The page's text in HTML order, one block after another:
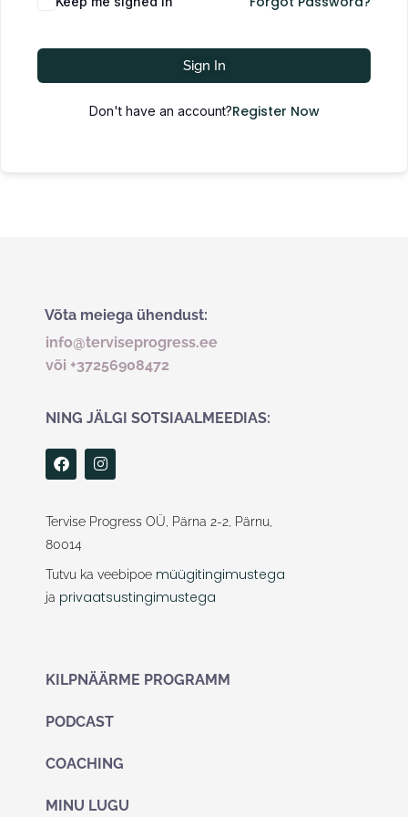
Sign In
Don't have an account?Register Now
Võta meiega ühendust:
info@terviseprogress.ee
või +37256908472
NING JÄLGI SOTSIAALMEEDIAS:
F
a
c
b
o
o
I
n
s
a
g
m
Tervise Progress OÜ, Pärna 2-2, Pärnu,
80014
Tutvu ka veebipoe müügitingimustega
ja privaatsustingimustega
KILPNÄÄRME PROGRAMM
PODCAST
COACHING
MINU LUGU